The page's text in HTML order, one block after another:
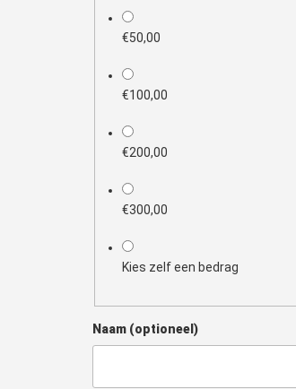
€50,00
€100,00
€200,00
€300,00
Kies zelf een bedrag
Naam (optioneel)